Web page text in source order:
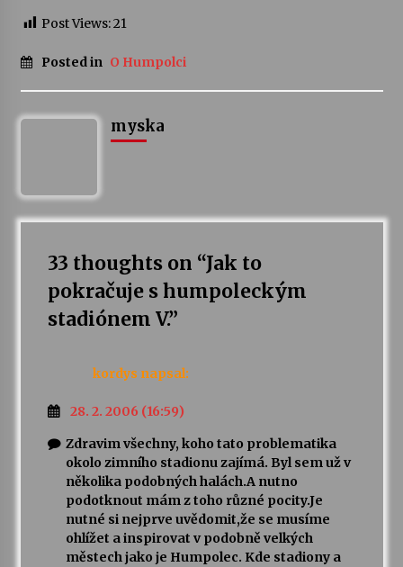
Post Views:21
Posted in O Humpolci
myska
33 thoughts on “Jak to
pokračuje s humpoleckým
stadiónem V.”
kordys napsal:
28. 2. 2006 (16:59)
Zdravim všechny, koho tato problematika
okolo zimního stadionu zajímá. Byl sem už v
několika podobných halách.A nutno
podotknout mám z toho různé pocity.Je
nutné si nejprve uvědomit,že se musíme
ohlížet a inspirovat v podobně velkých
městech jako je Humpolec. Kde stadiony a